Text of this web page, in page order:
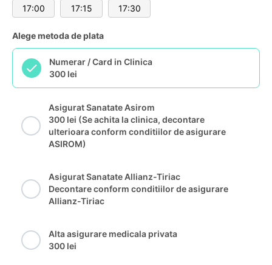
17:00
17:15 17:30
Alege metoda de plata
Numerar / Card in Clinica
300 lei
Asigurat Sanatate Asirom
300 lei (Se achita la clinica, decontare
ulterioara conform conditiilor de asigurare
ASIROM)
Asigurat Sanatate Allianz-Tiriac
Decontare conform conditiilor de asigurare
Allianz-Tiriac
Alta asigurare medicala privata
300 lei